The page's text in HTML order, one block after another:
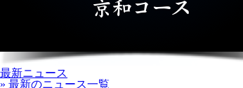
最新ニュース
» 最新のニュース一覧